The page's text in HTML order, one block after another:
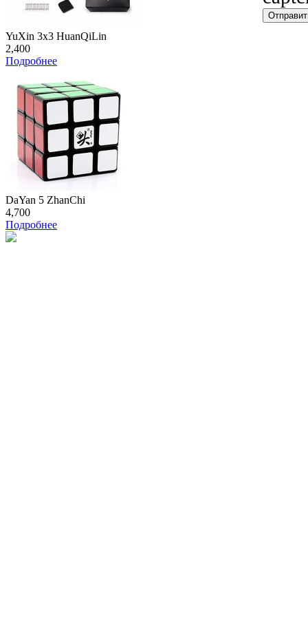
YuXin 3x3 HuanQiLin
2,400
Подробнее
DaYan 5 ZhanChi
4,700
Подробнее